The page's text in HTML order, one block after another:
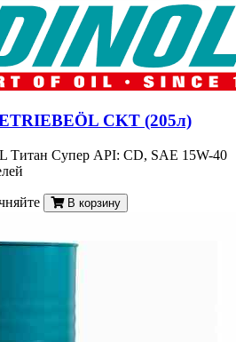
CKT (205л)
Титан Супер API: CD, SAE 15W-40
В корзину